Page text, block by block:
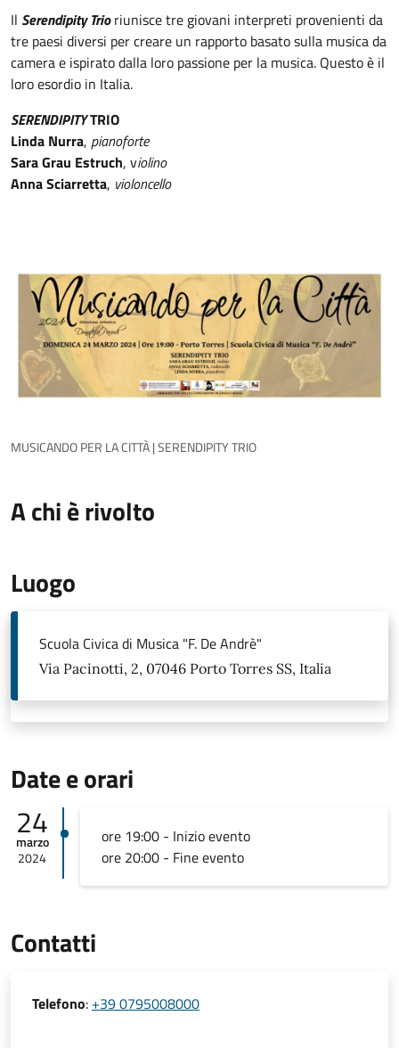
Il Serendipity Trioriunisce tre giovani interpreti provenienti da
tre paesi diversi per creare un rapporto basato sulla musica da
camera e ispirato dalla loro passione per la musica. Questo è il
loro esordio in Italia.
SERENDIPITYTRIO
Linda Nurra, pianoforte
Sara Grau Estruch, violino
Anna Sciarretta, violoncello
MUSICANDO PER LA CITTÀ | SERENDIPITY TRIO
A chi è rivolto
Luogo
Scuola Civica di Musica "F. De Andrè"
Via Pacinotti, 2, 07046 Porto Torres SS, Italia
Date e orari
24
marzo
2024
ore 19:00 - Inizio evento
ore 20:00 - Fine evento
Contatti
Telefono: +39 0795008000